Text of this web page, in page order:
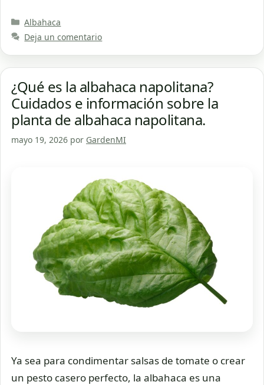
Categorías
Albahaca
Deja un comentario
¿Qué es la albahaca napolitana?
Cuidados e información sobre la
planta de albahaca napolitana.
mayo 19, 2026 por GardenMI
Ya sea para condimentar salsas de tomate o crear
un pesto casero perfecto, la albahaca es una